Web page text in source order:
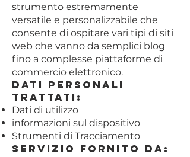
strumento estremamente
versatile e personalizzabile che
consente di ospitare vari tipi di siti
web che vanno da semplici blog
fino a complesse piattaforme di
commercio elettronico.
Dati Personali
trattati:
Dati di utilizzo
informazioni sul dispositivo
Strumenti di Tracciamento
Servizio fornito da: